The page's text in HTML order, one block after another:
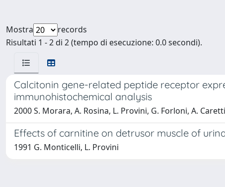
Mostra
records
Risultati 1 - 2 di 2 (tempo di esecuzione: 0.0 secondi).
Calcitonin gene-related peptide receptor
immunohistochemical analysis
2000 S. Morara, A. Rosina, L. Provini, G. Forloni, A.
Effects of carnitine on detrusor muscle of
1991 G. Monticelli, L. Provini